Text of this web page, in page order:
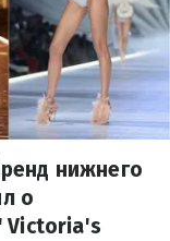
нижнего
о
Victoria's